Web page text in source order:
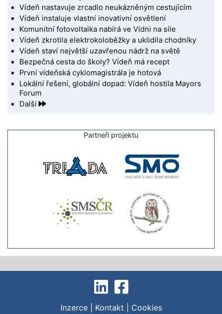
Vídeň nastavuje zrcadlo neukázněným cestujícím
Vídeň instaluje vlastní inovativní osvětlení
Komunitní fotovoltaika nabírá ve Vídni na síle
Vídeň zkrotila elektrokoloběžky a uklidila chodníky
Vídeň staví největší uzavřenou nádrž na světě
Bezpečná cesta do školy? Vídeň má recept
První vídeňská cyklomagistrála je hotová
Lokální řešení, globální dopad: Vídeň hostila Mayors
Forum
Další
Partneři projektu
Inzerce| Kontakt Cookies